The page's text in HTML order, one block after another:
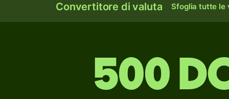
Convertitore di valuta Sfoglia tutte le
500